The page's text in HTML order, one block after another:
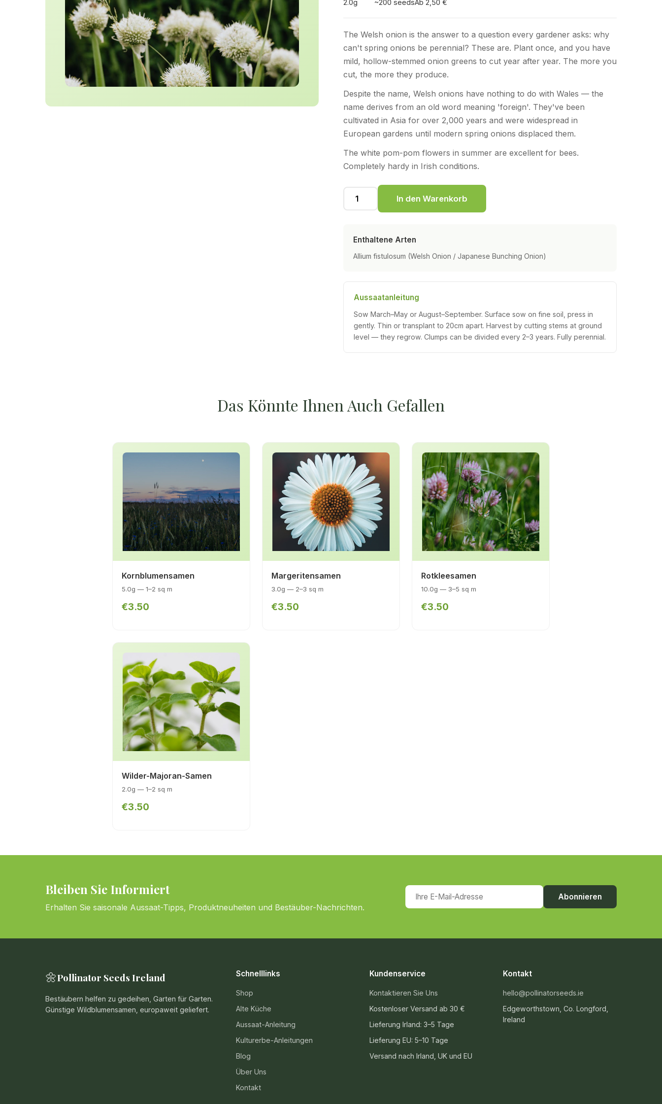
2.0g ~200 seedsAb 2,50 €
The Welsh onion is the answer to a question every gardener asks: why
can't spring onions be perennial? These are. Plant once, and you have
mild, hollow-stemmed onion greens to cut year after year. The more you
cut, the more they produce.
Despite the name, Welsh onions have nothing to do with Wales — the
name derives from an old word meaning 'foreign'. They've been
cultivated in Asia for over 2,000 years and were widespread in
European gardens until modern spring onions displaced them.
The white pom-pom flowers in summer are excellent for bees.
Completely hardy in Irish conditions.
In den Warenkorb
Enthaltene Arten
Allium fistulosum (Welsh Onion / Japanese Bunching Onion)
Aussaatanleitung
Sow March–May or August–September. Surface sow on fine soil, press in
gently. Thin or transplant to 20cm apart. Harvest by cutting stems at ground
level — they regrow. Clumps can be divided every 2–3 years. Fully perennial.
Das Könnte Ihnen Auch Gefallen
Kornblumensamen
5.0g — 1–2 sq m
€3.50
Margeritensamen
3.0g — 2–3 sq m
€3.50
Rotkleesamen
10.0g — 3–5 sq m
€3.50
Wilder-Majoran-Samen
2.0g — 1–2 sq m
€3.50
Bleiben Sie Informiert
Erhalten Sie saisonale Aussaat-Tipps, Produktneuheiten und Bestäuber-Nachrichten.
Ihre E-Mail-Adresse
Abonnieren
🌼Pollinator Seeds Ireland
Bestäubern helfen zu gedeihen, Garten für Garten.
Günstige Wildblumensamen, europaweit geliefert.
Schnelllinks
Shop
Alte Küche
Aussaat-Anleitung
Kulturerbe-Anleitungen
Blog
Über Uns
Kontakt
Kundenservice
Kontaktieren Sie Uns
Kostenloser Versand ab 30 €
Lieferung Irland: 3–5 Tage
Lieferung EU: 5–10 Tage
Versand nach Irland, UK und EU
Kontakt
hello@pollinatorseeds.ie
Edgeworthstown, Co. Longford,
Ireland